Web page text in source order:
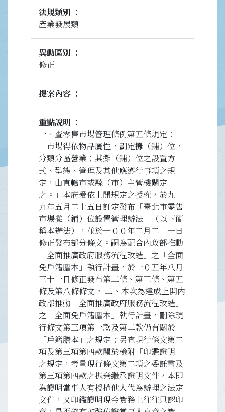
法規類別
產業發展類
異動區別
修正
提案內容
重點說明
一、查零售市場管理條例第五條規定：
「市場得依物品屬性，劃定攤（鋪）位，
分類分區營業；其攤（鋪）位之設置方
式、型態、管理及其他應遵行事項之規
定，由直轄市或縣（市）主管機關定
之。」本府爰依上開規定之授權，於九十
九年五月二十五日訂定發布「臺北市零售
市場攤（鋪）位設置管理辦法」（以下簡
稱本辦法），並於一００年二月二十一日
修正發布部分條文。嗣為配合內政部推動
「全面推廣政府服務流程改造」之「全面
免戶籍謄本」執行計畫，於一０五年八月
三十一日修正發布第二條、第三條、第五
條及第八條條文。 二、本次為達成上開內
政部推動「全面推廣政府服務流程改造」
之「全面免戶籍謄本」執行計畫，刪除現
行條文第三項第一款及第二款仍有關於
「戶籍謄本」之規定；另查現行條文第二
項及第三項第四款關於檢附「印鑑證明」
之規定，考量現行條文第二項之委託書及
第三項第四款之拋棄繼承證明文件，本即
為證明當事人有授權他人代為辦理之法定
文件，又印鑑證明現今實務上往往只認印